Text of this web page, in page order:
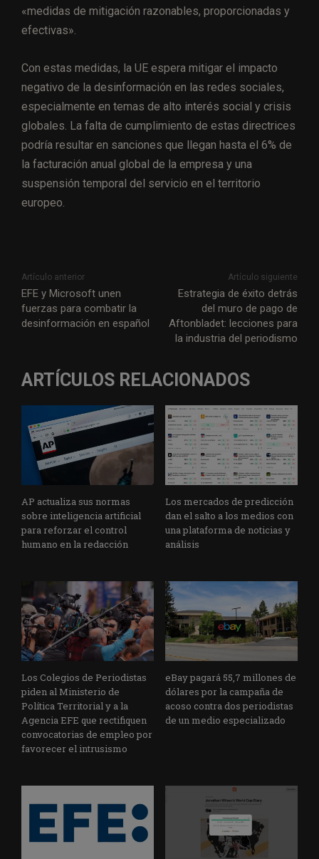
«medidas de mitigación razonables, proporcionadas y
efectivas».
Con estas medidas, la UE espera mitigar el impacto
negativo de la desinformación en las redes sociales,
especialmente en temas de alto interés social y crisis
globales. La falta de cumplimiento de estas directrices
podría resultar en sanciones que llegan hasta el 6% de
la facturación anual global de la empresa y una
suspensión temporal del servicio en el territorio
europeo.
Artículo anterior
EFE y Microsoft unen
fuerzas para combatir la
desinformación en español
Artículo siguiente
Estrategia de éxito detrás
del muro de pago de
Aftonbladet: lecciones para
la industria del periodismo
ARTÍCULOS RELACIONADOS
AP actualiza sus normas
sobre inteligencia artificial
para reforzar el control
humano en la redacción
Los mercados de predicción
dan el salto a los medios con
una plataforma de noticias y
análisis
Los Colegios de Periodistas
piden al Ministerio de
Política Territorial y a la
Agencia EFE que rectifiquen
convocatorias de empleo por
favorecer el intrusismo
eBay pagará 55,7 millones de
dólares por la campaña de
acoso contra dos periodistas
de un medio especializado